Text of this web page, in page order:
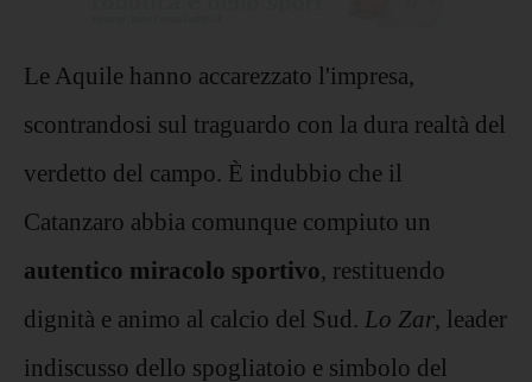
Le Aquile hanno accarezzato l'impresa,
scontrandosi sul traguardo con la dura realtà del
verdetto del campo. È indubbio che il
Catanzaro abbia comunque compiuto un
autentico miracolo sportivo, restituendo
dignità e animo al calcio del Sud. Lo Zar, leader
indiscusso dello spogliatoio e simbolo del